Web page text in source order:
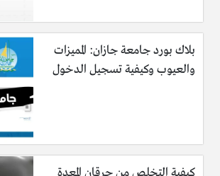
بلاك بورد جامعة جازان: المميزات
والعيوب وكيفية تسجيل الدخول
كيفية التخلص من حرقان المعدة